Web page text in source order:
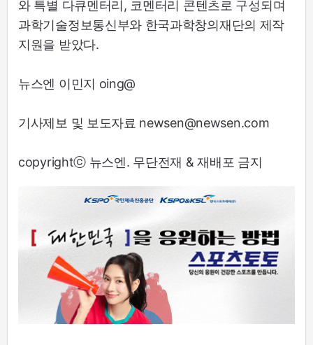
와 특별 다큐멘터리, 코멘터리 콘텐츠로 구성되며
과학기술정보통신부와 한국과학창의재단의 제작
지원을 받았다.
뉴스엔 이민지 oing@
기사제보 및 보도자료 newsen@newsen.com
copyrightⓒ 뉴스엔. 무단전재 & 재배포 금지